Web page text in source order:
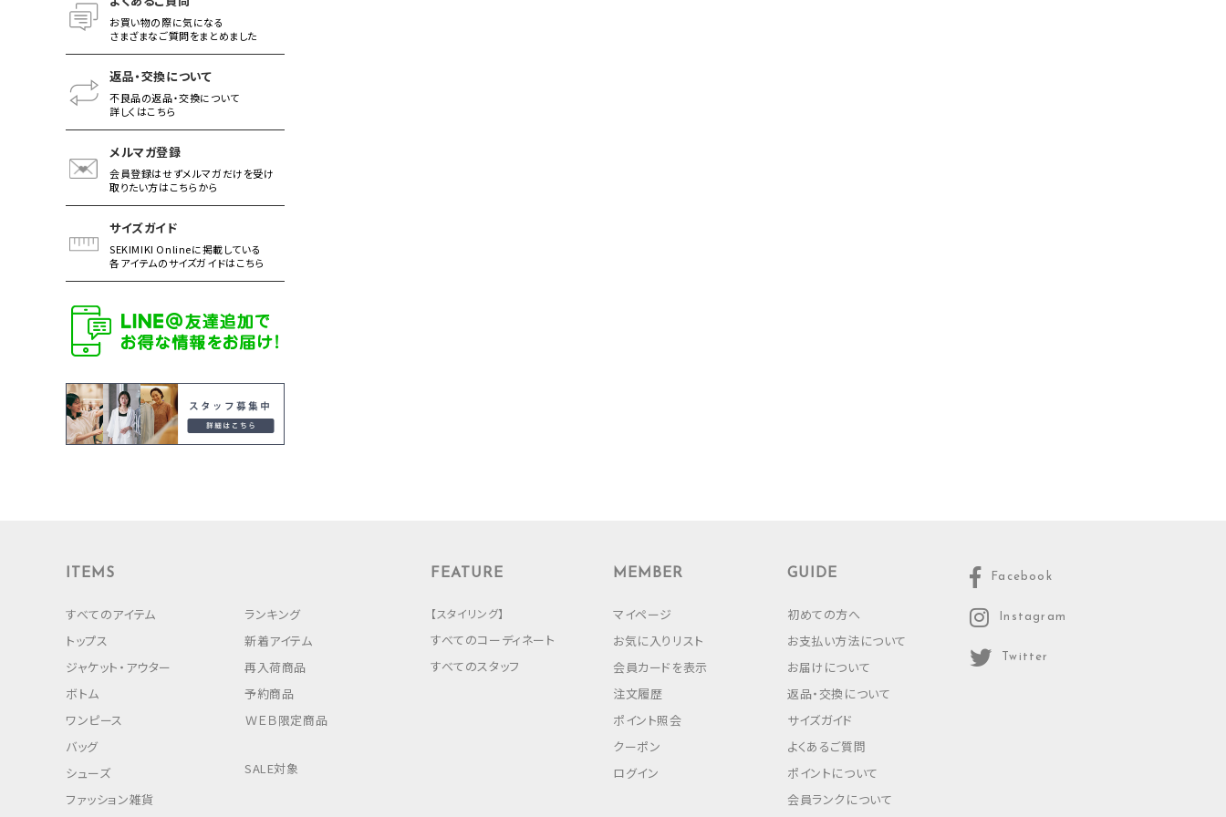
お買い物の際に気になる
さまざまなご質問をまとめました
返品・交換について
不良品の返品・交換について
詳しくはこちら
メルマガ登録
会員登録はせずメルマガだけを受け
取りたい方はこちらから
サイズガイド
SEKIMIKI Onlineに掲載している
各アイテムのサイズガイドはこちら
ITEMS
すべてのアイテム
トップス
ジャケット・アウター
ボトム
ワンピース
バッグ
シューズ
ファッション雑貨
ランキング
新着アイテム
再入荷商品
予約商品
ＷＥＢ限定商品
SALE対象
FEATURE
【スタイリング】
すべてのコーディネート
すべてのスタッフ
MEMBER
マイページ
お気に入りリスト
会員カードを表示
注文履歴
ポイント照会
クーポン
ログイン
GUIDE
初めての方へ
お支払い方法について
お届けについて
返品・交換について
サイズガイド
よくあるご質問
ポイントについて
会員ランクについて
Facebook
Instagram
Twitter